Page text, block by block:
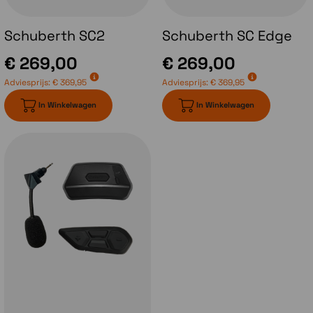
weer dichtzitten. Bij de Schuberth C5 blijft je
vizier echter in dezelfde stand staan als voor
het openen van de kinbak.
Communicatiesysteem
heeft Schuberth ook een nieuw
communicatiesysteem geïntroduceerd.
Schuberth SC2 systeem
bestaat uit de module zelf welk achterop de
helm gemonteerd wordt en daar aangesloten
op de antennes en de headset. Aan de zijkant
Schuberth SC2
€ 269,00
Adviesprijs:€ 369,95
In Winkelwagen
Schuberth SC Edge
€ 269,00
Adviesprijs:€ 369,95
In Winkelwagen